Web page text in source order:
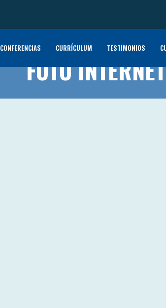
CONFERENCIAS CURRÍCULUM TESTIMONIOS
FOTO INTERNET